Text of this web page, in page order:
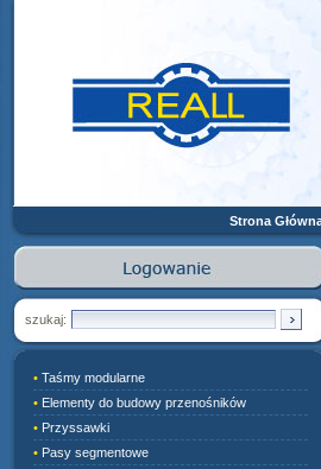
Strona
szukaj:
• Taśmy modularne
• Elementy do budowy przenośników
• Przyssawki
• Pasy segmentowe